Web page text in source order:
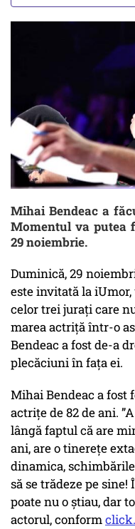
Mihai Bendeac a
Momentul va putea
29 noiembrie.
Duminică, 29
este invitată la
celor trei jurați care
marea actriță într-o
Bendeac a fost de-a
plecăciuni în fața ei.
Mihai Bendeac a fost
actrițe de 82 de ani.
lângă faptul că are
ani, are o tinerețe
dinamica,
să se trădeze pe
poate nu o știau, dar
actorul, conform